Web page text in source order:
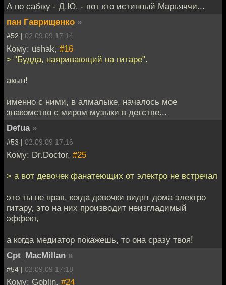
А по сабжу - Д.Ю. - вот кто истинный Марьяччи...
пан Гаврищенко »
#52 | 02.09.09 17:14
Кому: ushak, #16
> "Будда, наяривающий на гитаре".
акын!
именно с ними, в алмалыке, началось мое
знакомство с миром музыки в детстве...
Defua »
#53 | 02.09.09 17:16
Кому: Dr.Doctor, #25
> а вот девочек фанатеющих от электро не встречал
это ты не прав, когда девочки видят дома электро
гитару, это на них производит неизгладимый
эффект,
а когда медиатор покажешь, то она сразу твоя!
Cpt_MacMillan »
#54 | 02.09.09 17:18
Кому: Goblin, #24